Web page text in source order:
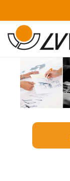
Recherche